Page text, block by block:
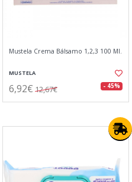
Mustela Crema Bálsamo 1,2,3 100 Ml.
MUSTELA
6,92€ 12,67€ - 45%